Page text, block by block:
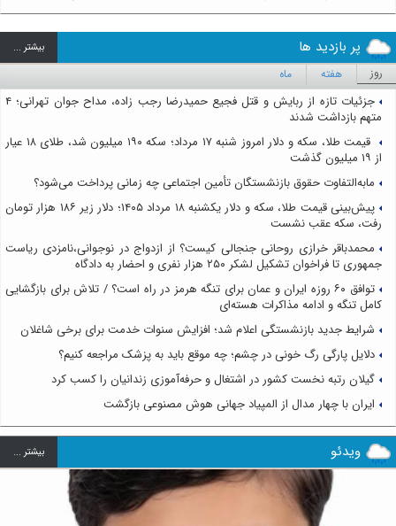
پر بازدید ها بيشتر ...
روز هفته ماه
جزئیات تازه از ربایش و قتل فجیع حمیدرضا رجب زاده، مداح جوان تهرانی؛ ۴
متهم بازداشت شدند
قیمت طلا، سکه و دلار امروز شنبه ۱۷ مرداد؛ سکه ۱۹۰ میلیون شد، طلای ۱۸ عیار
از ۱۹ میلیون گذشت
مابه‌التفاوت حقوق بازنشستگان تأمین اجتماعی چه زمانی پرداخت می‌شود؟
پیش‌بینی قیمت طلا، سکه و دلار یکشنبه ۱۸ مرداد ۱۴۰۵؛ دلار زیر ۱۸۶ هزار تومان
رفت، سکه عقب نشست
محمدباقر خرازی روحانی جنجالی کیست؟ از ازدواج در نوجوانی،نامزدی ریاست
جمهوری تا فراخوان تشکیل لشکر ۲۵۰ هزار نفری و احضار به دادگاه
توافق ۶۰ روزه ایران و عمان برای تنگه هرمز در راه است؟ / تلاش برای بازگشایی
کامل تنگه و ادامه مذاکرات هسته‌ای
شرایط جدید بازنشستگی اعلام شد؛ افزایش سنوات خدمت برای برخی شاغلان
دلایل پارگی رگ خونی در چشم؛ چه موقع باید به پزشک مراجعه کنیم؟
گیلان رتبه نخست کشور در اشتغال و حرفه‌آموزی زندانیان را کسب کرد
ایران با چهار مدال از المپیاد جهانی هوش مصنوعی بازگشت
ویدئو بيشتر ...